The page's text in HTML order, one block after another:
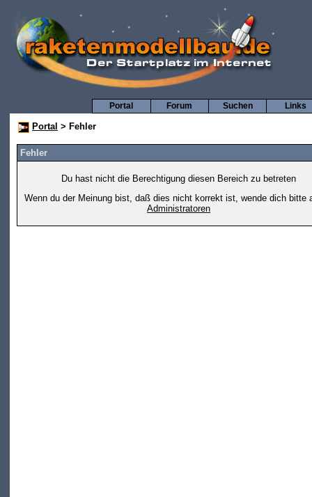
Links
Suchen
Forum
Portal
Portal > Fehler
Fehler
Du hast nicht die Berechtigung diesen Bereich zu betreten
Wenn du der Meinung bist, daß dies nicht korrekt ist, wende dich bitte
Administratoren